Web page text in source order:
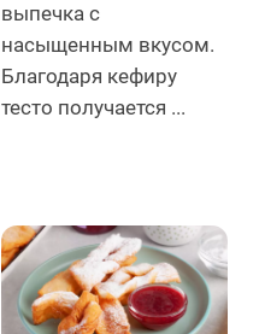
выпечка с
насыщенным вкусом.
Благодаря кефиру
тесто получается ...